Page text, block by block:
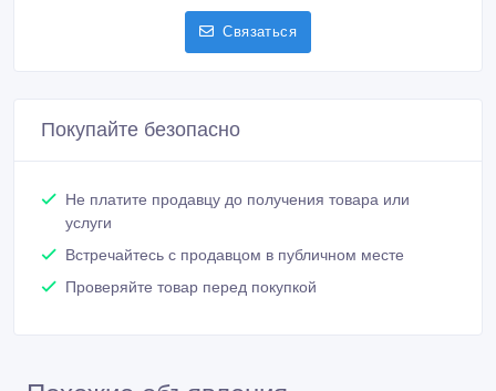
Связаться
Покупайте безопасно
Не платите продавцу до получения товара или
услуги
Встречайтесь с продавцом в публичном месте
Проверяйте товар перед покупкой